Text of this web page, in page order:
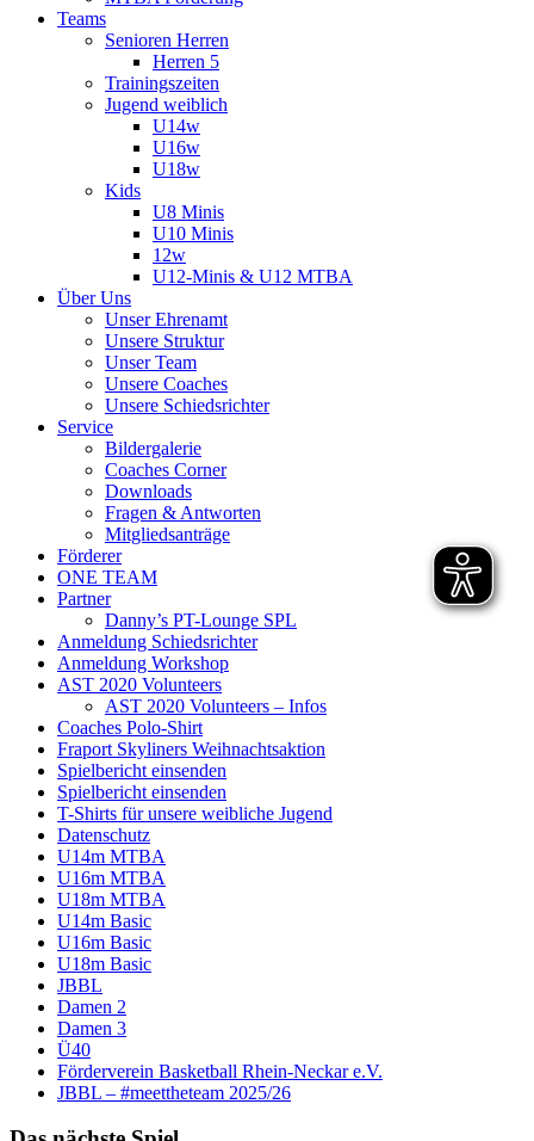
Teams
Senioren Herren
Herren 5
Trainingszeiten
Jugend weiblich
U14w
U16w
U18w
Kids
U8 Minis
U10 Minis
12w
U12-Minis & U12 MTBA
Über Uns
Unser Ehrenamt
Unsere Struktur
Unser Team
Unsere Coaches
Unsere Schiedsrichter
Service
Bildergalerie
Coaches Corner
Downloads
Fragen & Antworten
Mitgliedsanträge
Förderer
ONE TEAM
Partner
Danny’s PT-Lounge SPL
Anmeldung Schiedsrichter
Anmeldung Workshop
AST 2020 Volunteers
AST 2020 Volunteers – Infos
Coaches Polo-Shirt
Fraport Skyliners Weihnachtsaktion
Spielbericht einsenden
Spielbericht einsenden
T-Shirts für unsere weibliche Jugend
Datenschutz
U14m MTBA
U16m MTBA
U18m MTBA
U14m Basic
U16m Basic
U18m Basic
JBBL
Damen 2
Damen 3
Ü40
Förderverein Basketball Rhein-Neckar e.V.
JBBL – #meettheteam 2025/26